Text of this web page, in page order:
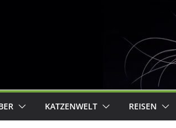
KATZENWELT REISEN